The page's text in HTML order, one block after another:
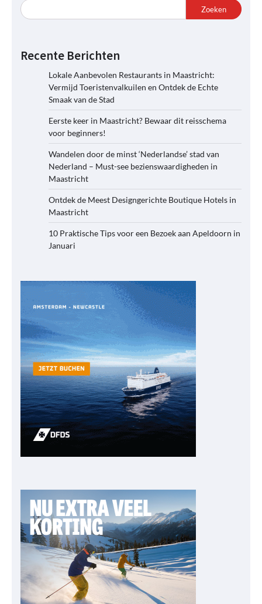
Zoeken
Recente Berichten
Lokale Aanbevolen Restaurants in Maastricht:
Vermijd Toeristenvalkuilen en Ontdek de Echte
Smaak van de Stad
Eerste keer in Maastricht? Bewaar dit reisschema
voor beginners!
Wandelen door de minst ‘Nederlandse’ stad van
Nederland – Must-see bezienswaardigheden in
Maastricht
Ontdek de Meest Designgerichte Boutique Hotels in
Maastricht
10 Praktische Tips voor een Bezoek aan Apeldoorn in
Januari